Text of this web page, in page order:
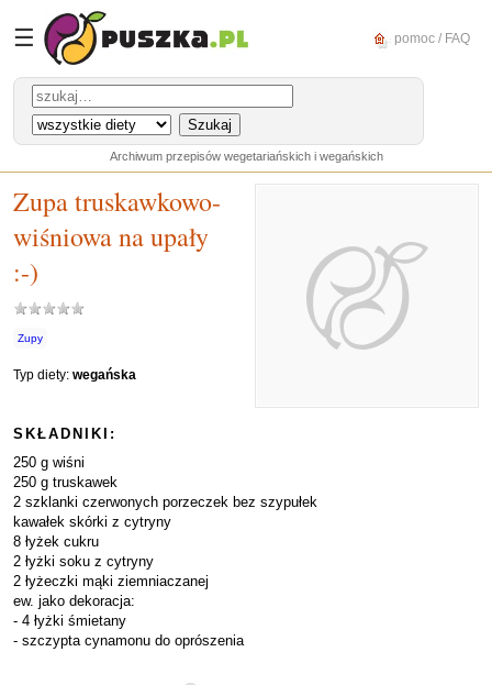
☰ pomoc / FAQ
Archiwum przepisów wegetariańskich i wegańskich
Zupa truskawkowo-
wiśniowa na upały
:-)
Zupy
Typ diety: wegańska
SKŁADNIKI:
250 g wiśni
250 g truskawek
2 szklanki czerwonych porzeczek bez szypułek
kawałek skórki z cytryny
8 łyżek cukru
2 łyżki soku z cytryny
2 łyżeczki mąki ziemniaczanej
ew. jako dekoracja:
- 4 łyżki śmietany
- szczypta cynamonu do oprószenia